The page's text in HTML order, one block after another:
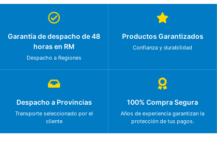
Garantía de despacho de 48
horas en RM
Despacho a Regiones
Productos Garantizados
Confianza y durabilidad
Despacho a Provincias
Transporte seleccionado por el
cliente
100% Compra Segura
Años de experiencia garantizan la
protección de tus pagos.